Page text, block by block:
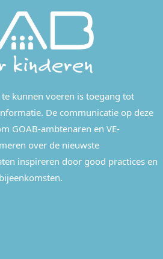
kunnen voeren is toegang tot
De communicatie op deze
GOAB-ambtenaren en VE-
over de nieuwste
inspireren door good practices en